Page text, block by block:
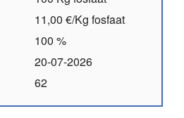
11,00 €/Kg fosfaat
100 %
20-07-2026
62